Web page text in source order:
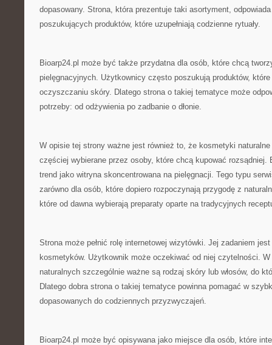
dopasowany. Strona, która prezentuje taki asortyment,
poszukujących produktów, które uzupełniają codzienne rytuały.
Bioarp24.pl może być także przydatna dla osób, które chcą
pielęgnacyjnych. Użytkownicy często poszukują produktów,
oczyszczaniu skóry. Dlatego strona o takiej tematyce może
potrzeby: od odżywienia po zadbanie o dłonie.
W opisie tej strony ważne jest również to, że kosmetyki
częściej wybierane przez osoby, które chcą kupować rozsądniej.
trend jako witryna skoncentrowana na pielęgnacji. Tego typu
zarówno dla osób, które dopiero rozpoczynają przygodę z
które od dawna wybierają preparaty oparte na tradycyjnych
Strona może pełnić rolę internetowej wizytówki. Jej zadaniem
kosmetyków. Użytkownik może oczekiwać od niej czytelności.
naturalnych szczególnie ważne są rodzaj skóry lub włosów, do
Dlatego dobra strona o takiej tematyce powinna pomagać w
dopasowanych do codziennych przyzwyczajeń.
Bioarp24.pl może być opisywana jako miejsce dla osób, które